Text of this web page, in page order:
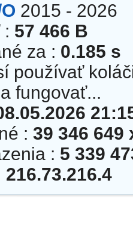
2015 - 2026
57 466 B
za : 0.185 s
používať
fungovať...
: 39 346 649
: 5 339
216.73.216.4